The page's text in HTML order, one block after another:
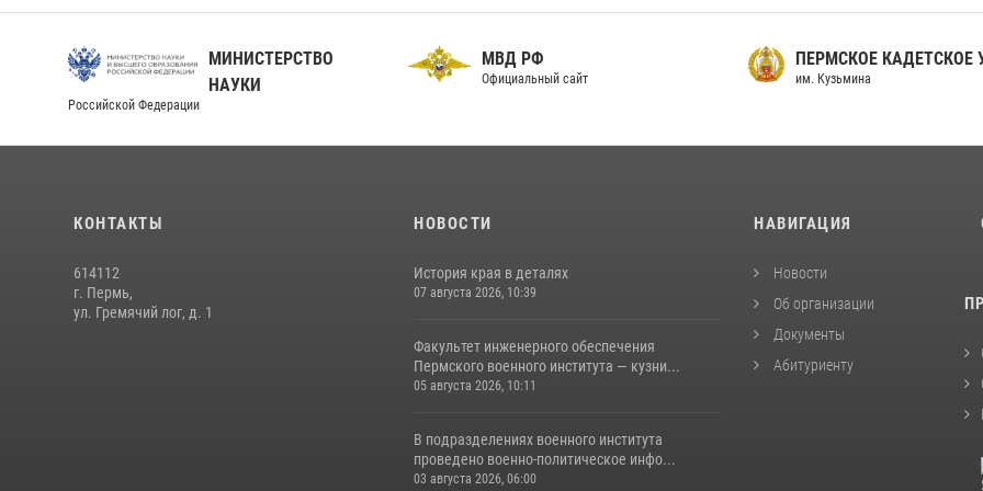
МИНИСТЕРСТВО
НАУКИ
Российской Федерации
МВД РФ
Официальный сайт
ПЕРМСКОЕ КАДЕТСКОЕ
им. Кузьмина
КОНТАКТЫ
614112
г. Пермь,
ул. Гремячий лог, д. 1
НОВОСТИ
История края в деталях
07 августа 2026, 10:39
Факультет инженерного обеспечения
Пермского военного института — кузни...
05 августа 2026, 10:11
В подразделениях военного института
проведено военно-политическое инфо...
03 августа 2026, 06:00
НАВИГАЦИЯ
Новости
Об организации
Документы
Абитуриенту